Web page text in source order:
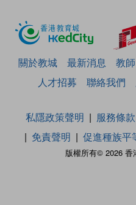
關於教城 最新消息 教師
人才招募
聯絡我們
版權所有© 2026 香
私隱政策聲明 服務條款
免責聲明
促進種族平